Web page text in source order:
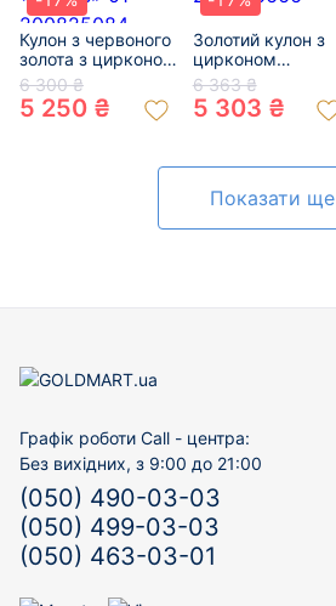
Кулон з червоного
золота з цирконом
«Серце» 01-
200825084
6 300 ₴
5 250 ₴
Золотий кулон з
цирконом
«Серце» 01-
200606666
6 363 ₴
5 303 ₴
Показати ще
Графік роботи Call - центра:
Без вихідних, з 9:00 до 21:00
(050) 490-03-03
(050) 499-03-03
(050) 463-03-01